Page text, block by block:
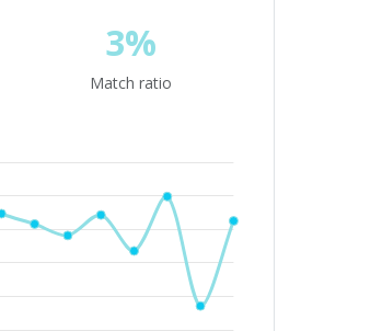
3%
Match ratio